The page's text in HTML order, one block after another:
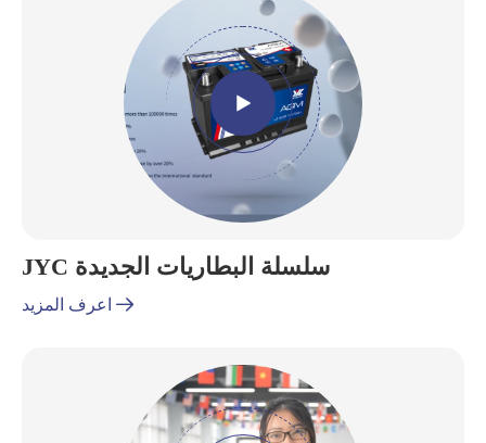

JYC سلسلة البطاريات الجديدة
